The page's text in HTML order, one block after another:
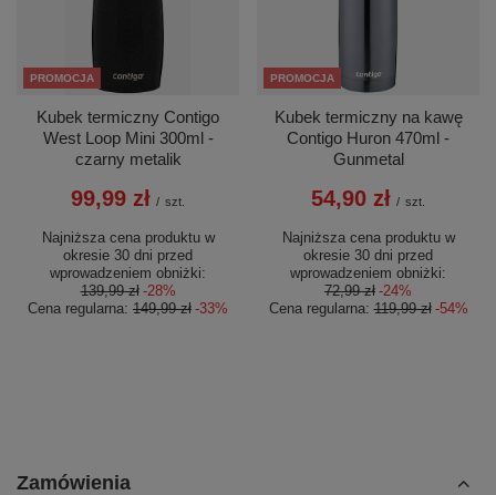
PROMOCJA
Kubek termiczny Contigo
West Loop Mini 300ml -
czarny metalik
99,99 zł / szt.
Najniższa cena produktu w
okresie 30 dni przed
wprowadzeniem obniżki:
139,99 zł -28%
Cena regularna: 149,99 zł -33%
PROMOCJA
Kubek termiczny na kawę
Contigo Huron 470ml -
Gunmetal
54,90 zł / szt.
Najniższa cena produktu w
okresie 30 dni przed
wprowadzeniem obniżki:
72,99 zł -24%
Cena regularna:119,99 zł -54%
Zamówienia